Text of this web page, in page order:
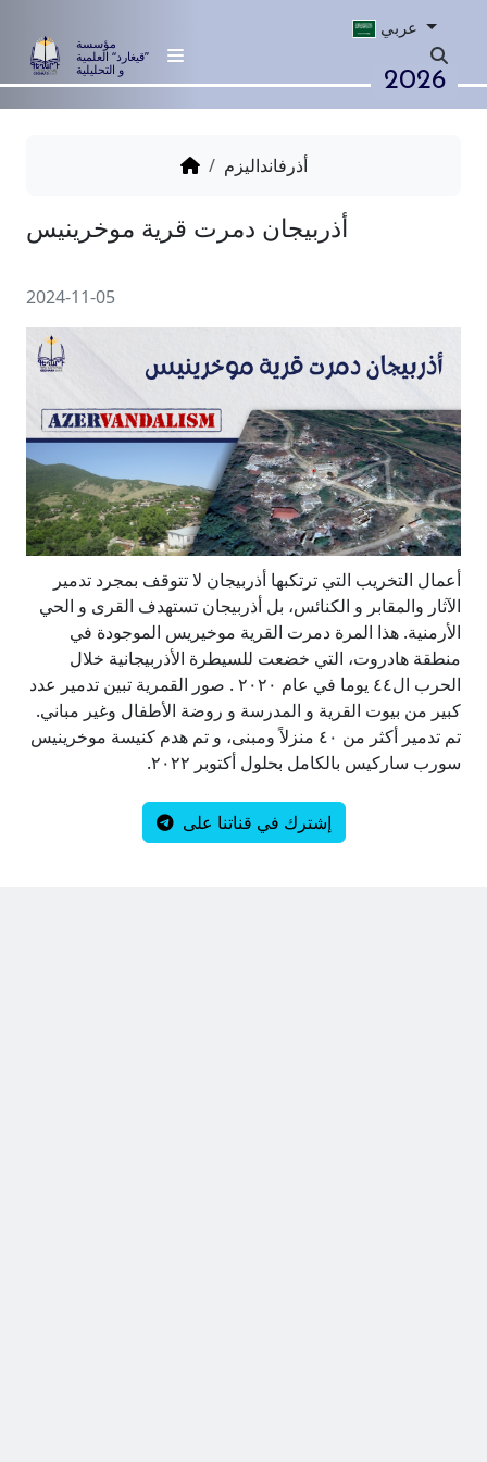
مؤسسة
”قيغارد“ العلمية
و التحليلية
عربي
2026
أذرفانداليزم
أذربيجان دمرت قرية موخرينيس
2024-11-05
أعمال التخريب التي ترتكبها أذربيجان لا تتوقف بمجرد تدمير
الآثار والمقابر و الكنائس، بل أذربيجان تستهدف القرى و الحي
الأرمنية. هذا المرة دمرت القرية موخيريس الموجودة في
منطقة هادروت، التي خضعت للسيطرة الأذربيجانية خلال
الحرب ال٤٤ يوما في عام ٢٠٢٠ . صور القمرية تبين تدمير عدد
كبير من بيوت القرية و المدرسة و روضة الأطفال وغير مباني.
تم تدمير أكثر من ٤٠ منزلاً ومبنى، و تم هدم كنيسة موخرينيس
سورب ساركيس بالكامل بحلول أكتوبر ٢٠٢٢.
إشترك في قناتنا على